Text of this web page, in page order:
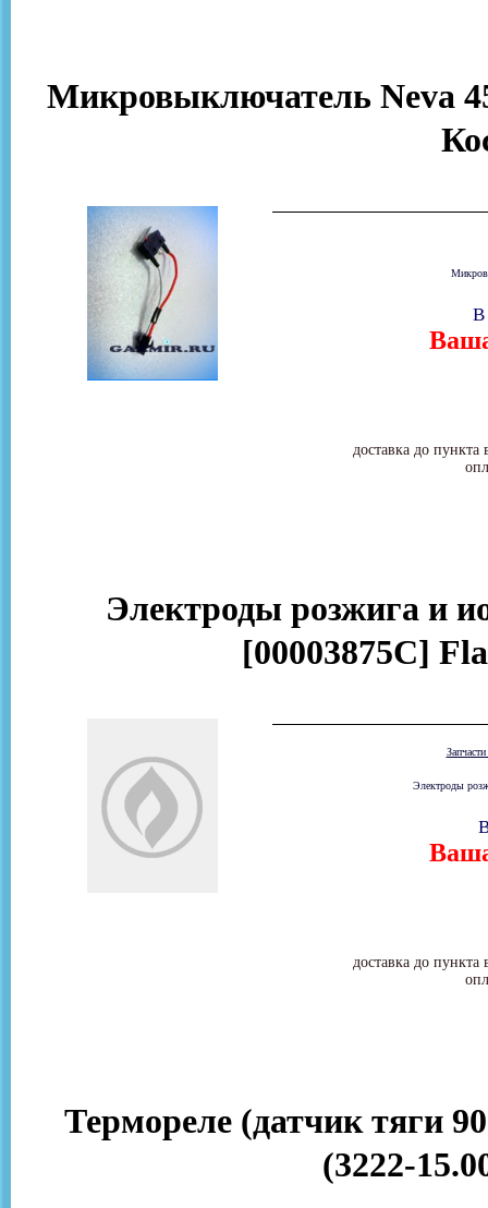
Микровыключатель Neva
доставка до
В
Электроды розжига и
[00003875C]
Запчасти
Электроды
доставка до
Термореле (датчик тяги
(3222-